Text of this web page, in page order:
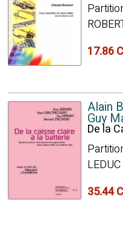
17.86
Alain
Guy
De la
LEDUC
35.44